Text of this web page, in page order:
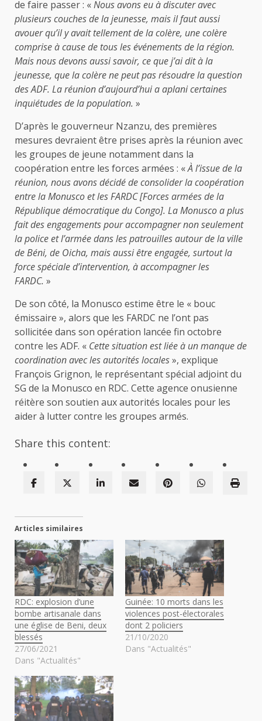
de faire passer : «Nous avons eu à discuter avec
plusieurs couches de la jeunesse, mais il faut aussi
avouer qu’il y avait tellement de la colère, une colère
comprise à cause de tous les événements de la région.
Mais nous devons aussi savoir, ce que j’ai dit à la
jeunesse, que la colère ne peut pas résoudre la question
des ADF. La réunion d’aujourd’hui a aplani certaines
inquiétudes de la population. »
D’après le gouverneur Nzanzu, des premières
mesures devraient être prises après la réunion avec
les groupes de jeune notamment dans la
coopération entre les forces armées : «À l’issue de la
réunion, nous avons décidé de consolider la coopération
entre la Monusco et les FARDC [Forces armées de la
République démocratique du Congo]. La Monusco a plus
fait des engagements pour accompagner non seulement
la police et l’armée dans les patrouilles autour de la ville
de Béni, de Oicha, mais aussi être engagée, surtout la
force spéciale d’intervention, à accompagner les
FARDC. »
De son côté, la Monusco estime être le « bouc
émissaire », alors que les FARDC ne l’ont pas
sollicitée dans son opération lancée fin octobre
contre les ADF. « Cette situation est liée à un manque de
coordination avec les autorités locales», explique
François Grignon, le représentant spécial adjoint du
SG de la Monusco en RDC. Cette agence onusienne
réitère son soutien aux autorités locales pour les
aider à lutter contre les groupes armés.
Share this content:
Articles similaires
RDC: explosion d’une
bombe artisanale dans
une église de Beni, deux
blessés
27/06/2021
Dans "Actualités"
Guinée: 10 morts dans les
violences post-électorales
dont 2 policiers
21/10/2020
Dans "Actualités"